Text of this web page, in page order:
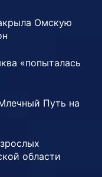
Омскую
«попыталась
Путь на
области